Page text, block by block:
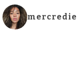
mercredie